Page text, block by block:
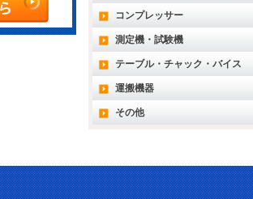
コンプレッサー
測定機・試験機
テーブル・チャック・バイス
運搬機器
その他